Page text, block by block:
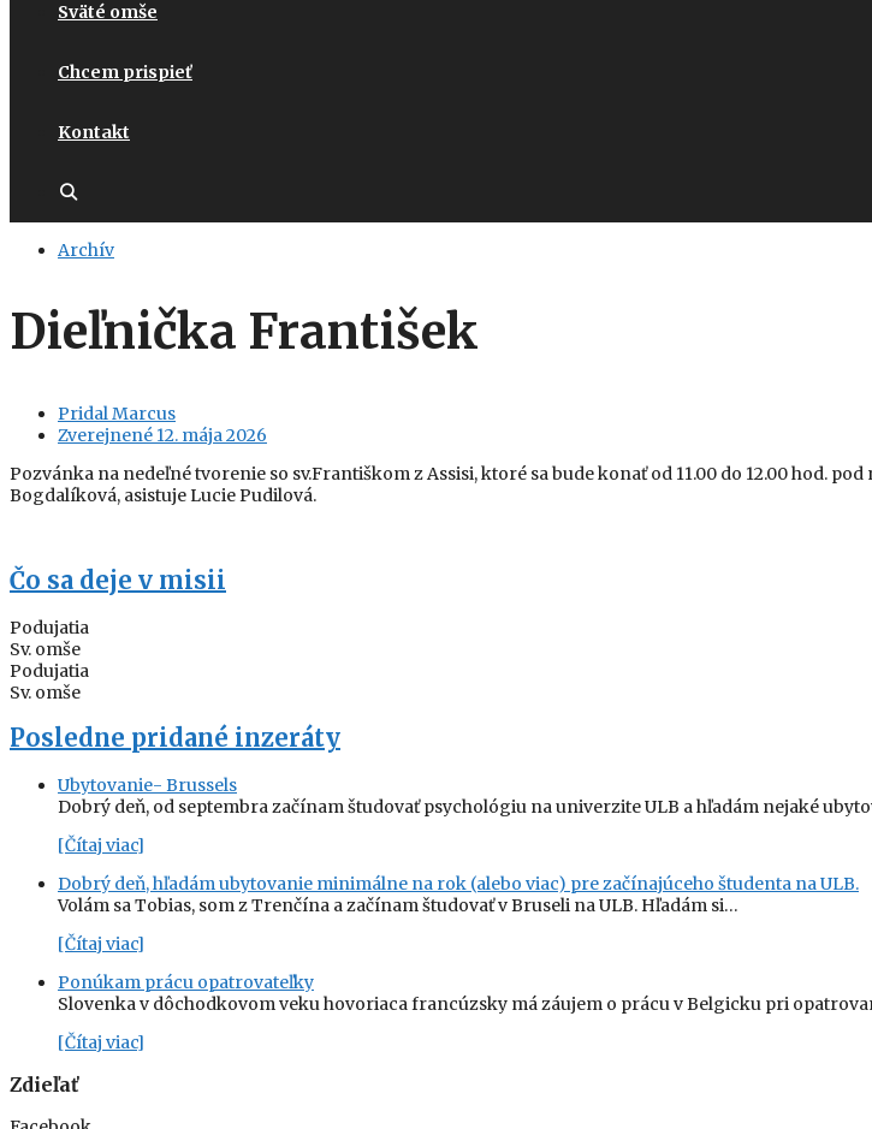
Sväté omše
Chcem prispieť
Kontakt
Archív
Dieľnička František
PridalMarcus
Zverejnené 12. mája 2026
Pozvánka na nedeľné tvorenie so sv.Františkom z Assisi, ktoré sa bude konať od 11.00 do 12.00 hod.
Bogdalíková, asistuje Lucie Pudilová.
Čo sa deje v misii
Podujatia
Sv. omše
Podujatia
Sv. omše
Posledne pridané inzeráty
Ubytovanie- Brussels
Dobrý deň, od septembra začínam študovať psychológiu na univerzite ULB a hľadám nejaké
[Čítaj viac]
Dobrý deň, hľadám ubytovanie minimálne na rok (alebo viac) pre začínajúceho študenta na ULB.
Volám sa Tobias, som z Trenčína a začínam študovať v Bruseli na ULB. Hľadám si…
[Čítaj viac]
Ponúkam prácu opatrovateľky
Slovenka v dôchodkovom veku hovoriaca francúzsky má záujem o prácu v Belgicku pri
[Čítaj viac]
Zdieľať